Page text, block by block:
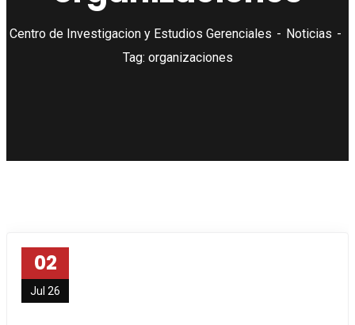
Centro de Investigacion y Estudios Gerenciales
Noticias
Tag: organizaciones
02
Jul 26